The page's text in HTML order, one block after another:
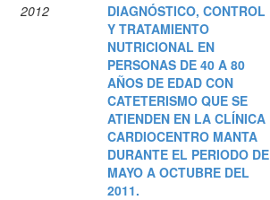
2012
DIAGNÓSTICO, CONTROL
Y TRATAMIENTO
NUTRICIONAL EN
PERSONAS DE 40 A 80
AÑOS DE EDAD CON
CATETERISMO QUE SE
ATIENDEN EN LA CLÍNICA
CARDIOCENTRO MANTA
DURANTE EL PERIODO DE
MAYO A OCTUBRE DEL
2011.